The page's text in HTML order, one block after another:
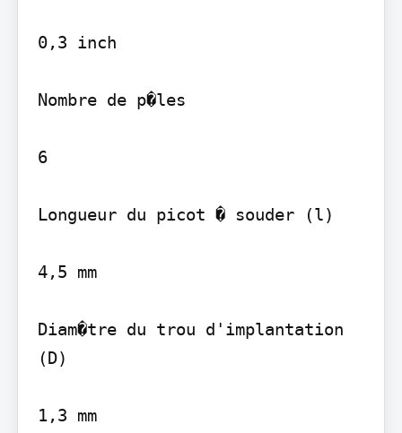
0,3 inch
Nombre de p�les
6
Longueur du picot � souder (l)
4,5 mm
Diam�tre du trou d'implantation
(D)
1,3 mm